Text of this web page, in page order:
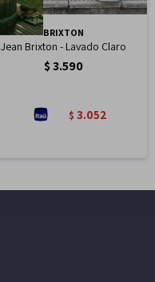
BRIXTON
Jean Brixton - Lavado Claro
$3.590
$ 3.052